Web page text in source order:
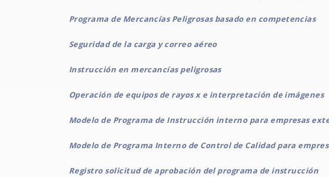
Programa de Mercancías Peligrosas basado en competencias
Seguridad de la carga y correo aéreo
Instrucción en mercancías peligrosas
Operación de equipos de rayos x e interpretación de imágenes
Modelo de Programa de Instrucción interno para empresas
Modelo de Programa Interno de Control de Calidad para
Registro solicitud de aprobación del programa de instrucción